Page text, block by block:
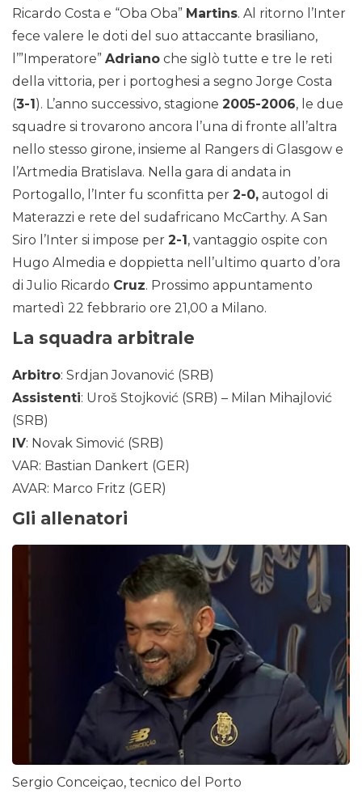
Ricardo Costa e “Oba Oba” Martins. Al ritorno l’Inter
fece valere le doti del suo attaccante brasiliano,
l’”Imperatore” Adriano che siglò tutte e tre le reti
della vittoria, per i portoghesi a segno Jorge Costa
(3-1). L’anno successivo, stagione 2005-2006, le due
squadre si trovarono ancora l’una di fronte all’altra
nello stesso girone, insieme al Rangers di Glasgow e
l’Artmedia Bratislava. Nella gara di andata in
Portogallo, l’Inter fu sconfitta per 2-0, autogol di
Materazzi e rete del sudafricano McCarthy. A San
Siro l’Inter si impose per 2-1, vantaggio ospite con
Hugo Almedia e doppietta nell’ultimo quarto d’ora
di Julio Ricardo Cruz. Prossimo appuntamento
martedì 22 febbrario ore 21,00 a Milano.
La squadra arbitrale
Arbitro: Srdjan Jovanović (SRB)
Assistenti: Uroš Stojković (SRB) – Milan Mihajlović
(SRB)
IV: Novak Simović (SRB)
VAR: Bastian Dankert (GER)
AVAR: Marco Fritz (GER)
Gli allenatori
Sergio Conceiçao, tecnico del Porto